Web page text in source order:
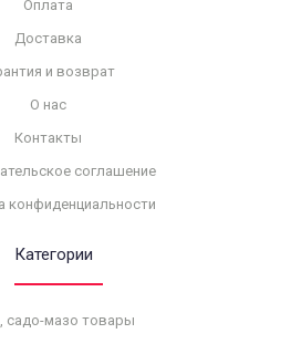
Оплата
Доставка
и возврат
О нас
Контакты
соглашение
конфиденциальности
Категории
садо-мазо товары